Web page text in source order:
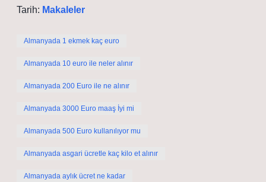
Tarih: Makaleler
Almanyada 1 ekmek kaç euro
Almanyada 10 euro ile neler alınır
Almanyada 200 Euro ile ne alınır
Almanyada 3000 Euro maaş İyi mi
Almanyada 500 Euro kullanılıyor mu
Almanyada asgari ücretle kaç kilo et alınır
Almanyada aylık ücret ne kadar